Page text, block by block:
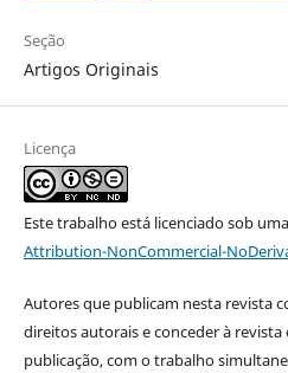
Seção
Artigos Originais
Licença
Este trabalho está licenciado sob
Attribution-NonCommercial-
Autores que publicam nesta revista
direitos autorais e conceder à
publicação, com o trabalho